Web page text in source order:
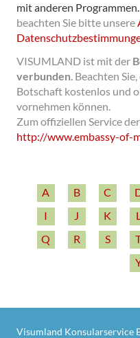
mit anderen Programmen.
beachten Sie bitte unsere
VISUMLAND ist mit der
verbunden. Beachten
Botschaft kostenlos und
vornehmen können.
Zum offiziellen Service
http:/­/­www.embassy-­of-­
A B C
I
J K
Q
R S
Visumland Konsularservice